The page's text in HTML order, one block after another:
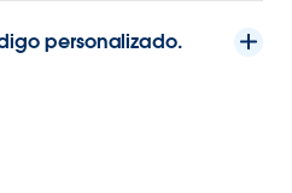
personalizado.